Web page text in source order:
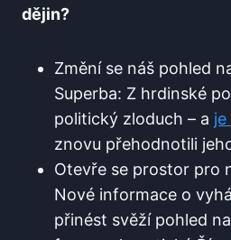
dějin?
Změní se náš pohled
Superba: Z hrdinské
politický zloduch – a je
znovu přehodnotili
Otevře se prostor pro
Nové informace o
přinést svěží pohled